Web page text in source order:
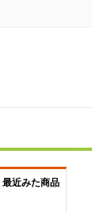
最近みた商品